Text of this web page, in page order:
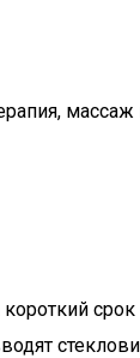
массаж